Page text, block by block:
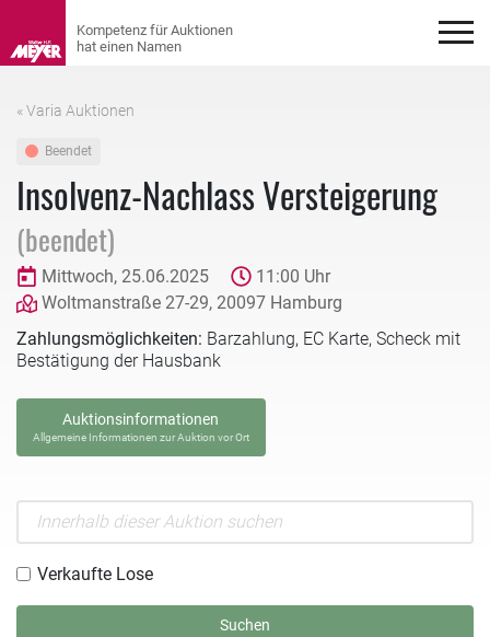
« Varia Auktionen
Beendet
Insolvenz-Nachlass Versteigerung
(beendet)
Mittwoch, 25.06.2025
11:00 Uhr
Woltmanstraße 27-29, 20097 Hamburg
Zahlungsmöglichkeiten: Barzahlung, EC Karte, Scheck mit
Bestätigung der Hausbank
Auktionsinformationen
Allgemeine Informationen zur Auktion vor Ort
Verkaufte Lose
Suchen